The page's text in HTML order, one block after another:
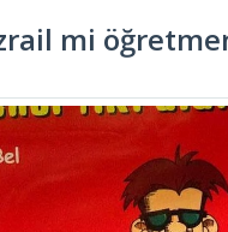
mi